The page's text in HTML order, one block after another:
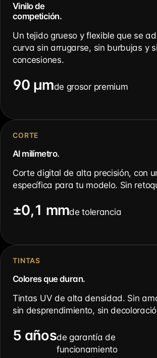
Vinilo de
competición.
Un tejido grueso y flexible que se
curva sin arrugarse, sin burbujas y
concesiones.
90 µmde grosor premium
CORTE
Al milímetro.
Corte digital de alta precisión, con
específica para tu modelo. Sin
±0,1 mmde tolerancia
TINTAS
Colores que duran.
Tintas UV de alta densidad. Sin
sin desprendimiento, sin
5 añosde garantía de
funcionamiento